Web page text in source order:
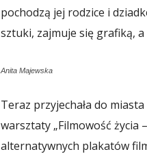
pochodzą jej rodzice i
sztuki, zajmuje się grafiką,
Anita Majewska
Teraz przyjechała do
warsztaty „Filmowość życia
alternatywnych plakatów